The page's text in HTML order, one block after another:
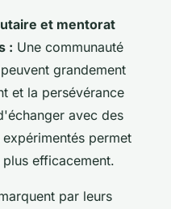
et mentorat
: Une communauté
grandement
et la persévérance
avec des
permet
efficacement.
par leurs